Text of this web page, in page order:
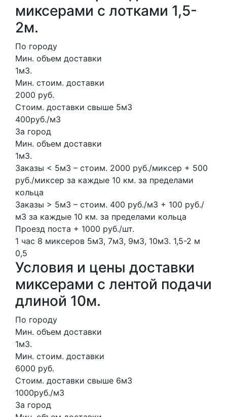
миксерами с лотками 1,5-
2м.
По городу
Мин. объем доставки
1м3.
Мин. стоим. доставки
2000 руб.
Стоим. доставки свыше 5м3
400руб./м3
За город
Мин. объем доставки
1м3.
Заказы < 5м3 – стоим. 2000 руб./миксер + 500
руб./миксер за каждые 10 км. за пределами
кольца
Заказы > 5м3 – стоим. 400 руб./м3 + 100 руб./
м3 за каждые 10 км. за пределами кольца
Проезд поста + 1000 руб./шт.
1 час 8 миксеров 5м3, 7м3, 9м3, 10м3. 1,5-2 м
0,5
Условия и цены доставки
миксерами с лентой подачи
длиной 10м.
По городу
Мин. объем доставки
1м3.
Мин. стоим. доставки
6000 руб.
Стоим. доставки свыше 6м3
1000руб./м3
За город